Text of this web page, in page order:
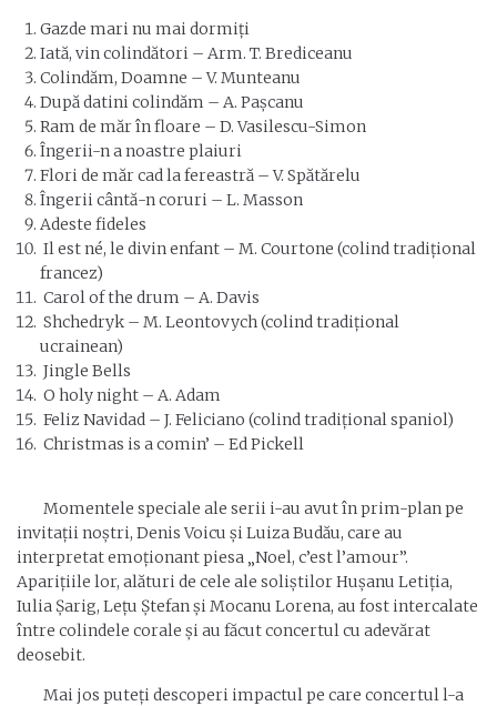
Gazde mari nu mai dormiți
Iată, vin colindători – Arm. T. Brediceanu
Colindăm, Doamne – V. Munteanu
După datini colindăm – A. Pașcanu
Ram de măr în floare – D. Vasilescu-Simon
Îngerii-n a noastre plaiuri
Flori de măr cad la fereastră – V. Spătărelu
Îngerii cântă-n coruri – L. Masson
Adeste fideles
Il est né, le divin enfant – M. Courtone (colind tradițional
francez)
Carol of the drum – A. Davis
Shchedryk – M. Leontovych (colind tradițional
ucrainean)
Jingle Bells
O holy night – A. Adam
Feliz Navidad – J. Feliciano (colind tradițional spaniol)
Christmas is a comin’ – Ed Pickell
Momentele speciale ale serii i-au avut în prim-plan pe
invitații noștri, Denis Voicu și Luiza Budău, care au
interpretat emoționant piesa „Noel, c’est l’amour”.
Aparițiile lor, alături de cele ale soliștilor Hușanu Letiția,
Iulia Șarig, Lețu Ștefan și Mocanu Lorena, au fost intercalate
între colindele corale și au făcut concertul cu adevărat
deosebit.
Mai jos puteți descoperi impactul pe care concertul l-a